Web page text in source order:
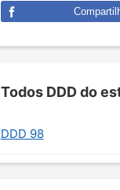
Todos DDD do
DDD 98